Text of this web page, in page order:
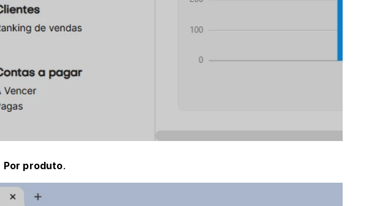
Por produto.